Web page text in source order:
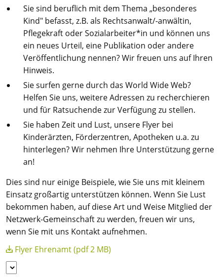
Sie sind beruflich mit dem Thema „besonderes
Kind" befasst, z.B. als Rechtsanwalt/-anwältin,
Pflegekraft oder Sozialarbeiter*in und können uns
ein neues Urteil, eine Publikation oder andere
Veröffentlichung nennen? Wir freuen uns auf Ihren
Hinweis.
Sie surfen gerne durch das World Wide Web?
Helfen Sie uns, weitere Adressen zu recherchieren
und für Ratsuchende zur Verfügung zu stellen.
Sie haben Zeit und Lust, unsere Flyer bei
Kinderärzten, Förderzentren, Apotheken u.a. zu
hinterlegen? Wir nehmen Ihre Unterstützung gerne
an!
Dies sind nur einige Beispiele, wie Sie uns mit kleinem
Einsatz großartig unterstützen können. Wenn Sie Lust
bekommen haben, auf diese Art und Weise Mitglied der
Netzwerk-Gemeinschaft zu werden, freuen wir uns,
wenn Sie mit uns Kontakt aufnehmen.
Flyer Ehrenamt (pdf 2 MB)